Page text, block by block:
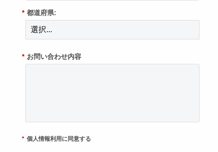
* 都道府県:
* お問い合わせ内容
* 個人情報利用に同意する